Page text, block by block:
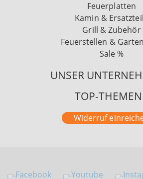
Feuerplatten
Kamin &
Grill & Zubehör
Feuerstellen &
Sale %
UNSER
TOP-THEMEN
Widerruf